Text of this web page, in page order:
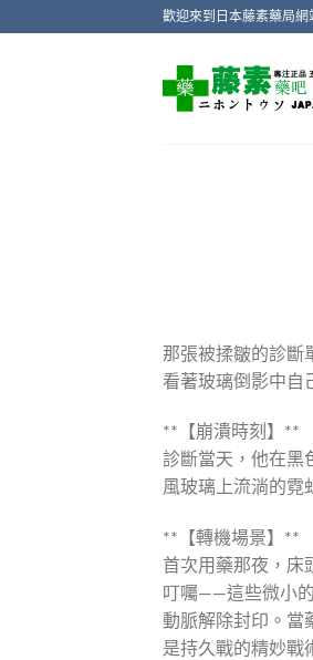
歡迎來到日本藤素藥局
那張被揉皺的診斷
看著玻璃倒影中自
**【崩潰時刻】**
診斷當天，他在黑
風玻璃上流淌的霓
**【轉機場景】**
首次用藥那夜，床
叮囑——這些微小
動脈解除封印。當
是持久戰的精妙戰